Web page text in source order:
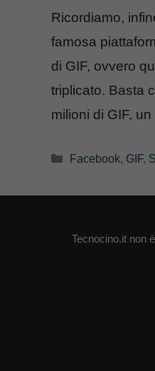
Ricordiamo,
famosa
di GIF, ovvero
triplicato. Basta
milioni di GIF,
Categorie
Facebook, GIF,
Tecnocino.it non